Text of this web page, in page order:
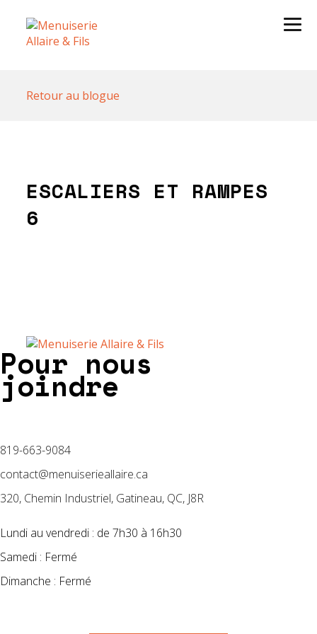
Retour au blogue
ESCALIERS ET RAMPES
6
Pour nous
joindre
819-663-9084
contact@menuiserieallaire.ca
320, Chemin Industriel, Gatineau, QC, J8R
Lundi au vendredi : de 7h30 à 16h30
Samedi : Fermé
Dimanche : Fermé